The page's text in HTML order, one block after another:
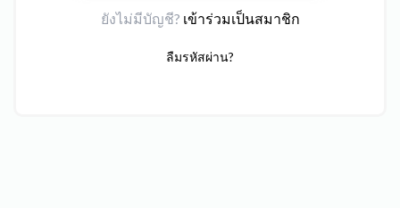
ยังไม่มีบัญชี? เข้าร่วมเป็นสมาชิก
ลืมรหัสผ่าน?